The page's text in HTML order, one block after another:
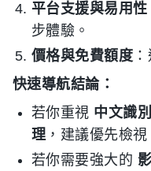
平台支援與易用性
步體驗。
價格與免費額度
快速導航結論：
若你重視 中文識
理，建議優先檢
若你需要強大的